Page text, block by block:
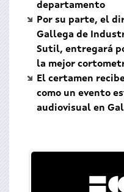
departamento
Por su parte, el
Gallega de
Sutil, entregará
la mejor
El certamen
como un evento
audiovisual en